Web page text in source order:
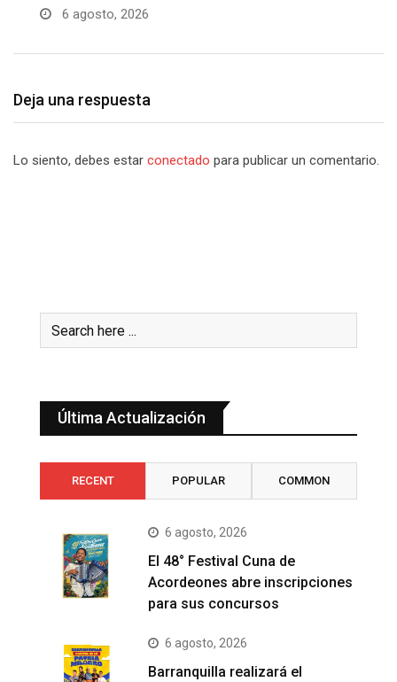
6 agosto, 2026
Deja una respuesta
Lo siento, debes estar conectado para publicar un comentario.
Última Actualización
RECENT POPULAR COMMON
6 agosto, 2026
El 48° Festival Cuna de
Acordeones abre inscripciones
para sus concursos
6 agosto, 2026
Barranquilla realizará el